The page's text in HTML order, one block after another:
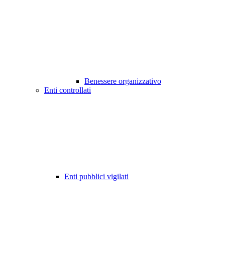
Benessere organizzativo
Enti controllati
Enti pubblici vigilati